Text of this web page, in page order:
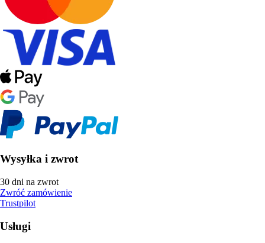
Wysyłka i zwrot
30 dni na zwrot
Zwróć zamówienie
Trustpilot
Usługi